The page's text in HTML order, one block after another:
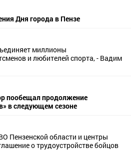
Дня города в Пензе
миллионы
и любителей спорта, - Вадим
пообещал продолжение
в следующем сезоне
Пензенской области и центры
о трудоустройстве бойцов